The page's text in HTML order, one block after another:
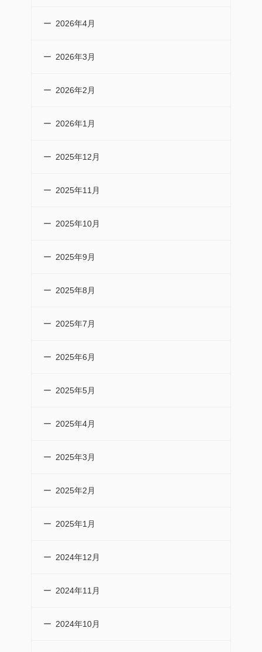
2026年4月
2026年3月
2026年2月
2026年1月
2025年12月
2025年11月
2025年10月
2025年9月
2025年8月
2025年7月
2025年6月
2025年5月
2025年4月
2025年3月
2025年2月
2025年1月
2024年12月
2024年11月
2024年10月